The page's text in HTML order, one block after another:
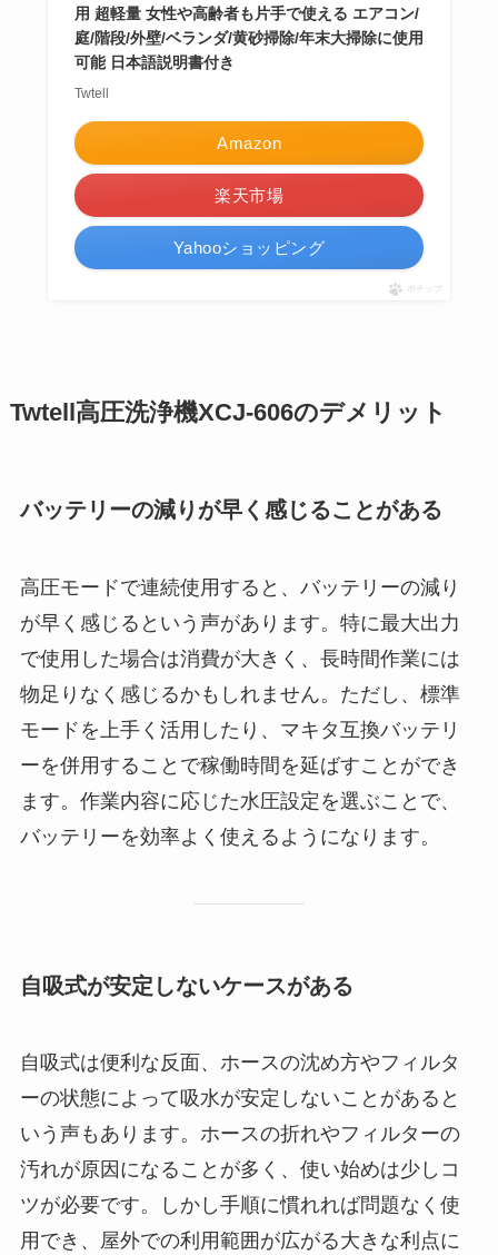
用 超軽量 女性や高齢者も片手で使える エアコン/
庭/階段/外壁/ベランダ/黄砂掃除/年末大掃除に使用
可能 日本語説明書付き
Twtell
Amazon
楽天市場
Yahooショッピング
ポチップ
Twtell高圧洗浄機XCJ-606のデメリット
バッテリーの減りが早く感じることがある
高圧モードで連続使用すると、バッテリーの減り
が早く感じるという声があります。特に最大出力
で使用した場合は消費が大きく、長時間作業には
物足りなく感じるかもしれません。ただし、標準
モードを上手く活用したり、マキタ互換バッテリ
ーを併用することで稼働時間を延ばすことができ
ます。作業内容に応じた水圧設定を選ぶことで、
バッテリーを効率よく使えるようになります。
自吸式が安定しないケースがある
自吸式は便利な反面、ホースの沈め方やフィルタ
ーの状態によって吸水が安定しないことがあると
いう声もあります。ホースの折れやフィルターの
汚れが原因になることが多く、使い始めは少しコ
ツが必要です。しかし手順に慣れれば問題なく使
用でき、屋外での利用範囲が広がる大きな利点に